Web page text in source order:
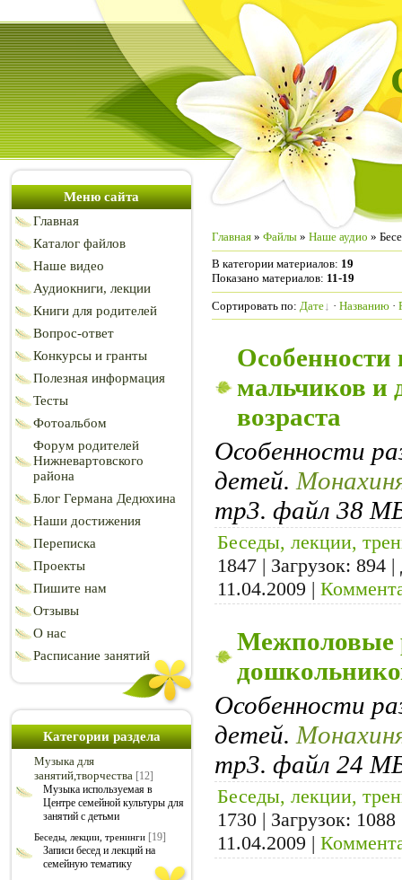
Меню сайта
Главная
Каталог файлов
Наше видео
Аудиокниги, лекции
Книги для родителей
Вопрос-ответ
Конкурсы и гранты
Полезная информация
Тесты
Фотоальбом
Форум родителей
Нижневартовского
района
Блог Германа Дедюхина
Наши достижения
Переписка
Проекты
Пишите нам
Отзывы
О нас
Расписание занятий
Категории раздела
Музыка для
занятий,творчества [12]
Музыка используемая в
Центре семейной культуры для
занятий с детьми
Беседы, лекции, тренинги [19]
Записи бесед и лекций на
семейную тематику
Главная » Файлы » Наше аудио »
В категории материалов: 19
Показано материалов: 11-19
Сортировать по: Дате · Названию ·
Особенности
мальчиков и
возраста
Особенности
детей.
mp3. файл 38
Беседы, лекции,
1847 | Загрузок: 894
11.04.2009 |
Межполовые
Особенности
детей.
mp3. файл 24
Беседы, лекции,
1730 | Загрузок:
11.04.2009 |